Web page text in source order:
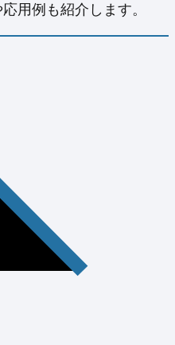
用例も紹介します。